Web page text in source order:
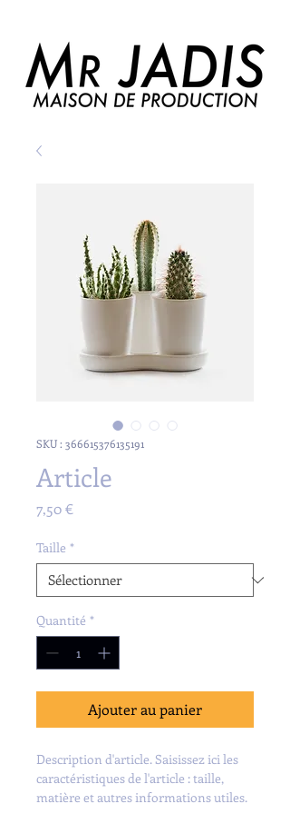
SKU : 366615376135191
Article
7,50 €
Taille *
Quantité *
Ajouter au panier
Description d'article. Saisissez ici les
caractéristiques de l'article : taille,
matière et autres informations utiles.